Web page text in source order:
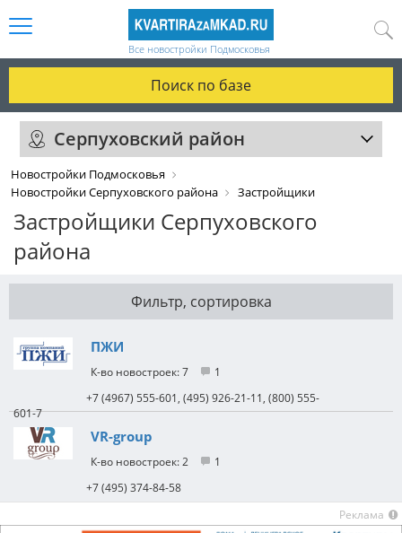
Все новостройки Подмосковья
Поиск по базе
Серпуховский район
Новостройки Подмосковья
Новостройки Серпуховского района
Застройщики
Застройщики Серпуховского
района
Фильтр, сортировка
ПЖИ
7
1
+7 (4967) 555-601, (495) 926-21-11, (800) 555-
601-7
VR-group
2
1
+7 (495) 374-84-58
Реклама